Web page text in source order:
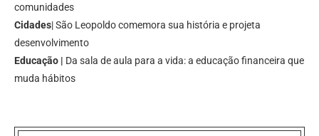
comunidades
Cidades| São Leopoldo comemora sua história e projeta
desenvolvimento
Educação | Da sala de aula para a vida: a educação financeira que
muda hábitos